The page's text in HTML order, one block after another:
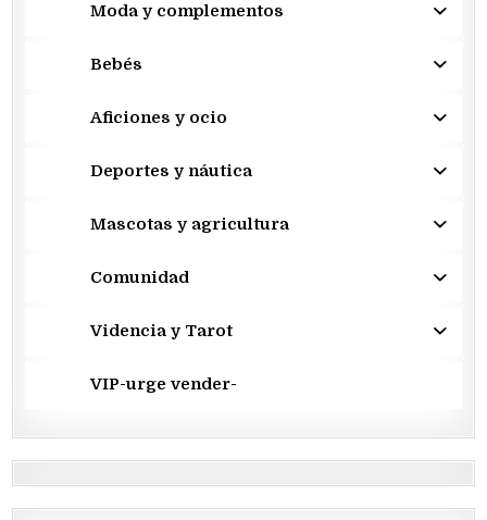
Moda y complementos
Bebés
Aficiones y ocio
Deportes y náutica
Mascotas y agricultura
Comunidad
Videncia y Tarot
VIP-urge vender-